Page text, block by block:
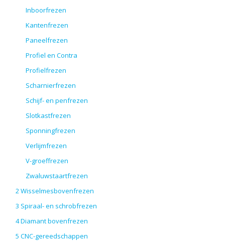
Inboorfrezen
Kantenfrezen
Paneelfrezen
Profiel en Contra
Profielfrezen
Scharnierfrezen
Schijf- en penfrezen
Slotkastfrezen
Sponningfrezen
Verlijmfrezen
V-groeffrezen
Zwaluwstaartfrezen
2 Wisselmesbovenfrezen
3 Spiraal- en schrobfrezen
4 Diamant bovenfrezen
5 CNC-gereedschappen